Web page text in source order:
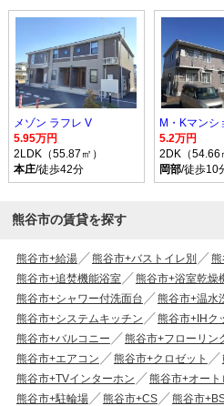
メゾン ラフレ V
5.95万円
2LDK（55.87㎡）
本庄/徒歩42分
M・Kマンシ
5.2万円
2DK（54.66
岡部/徒歩10
熊谷市の賃貸を探す
熊谷市+給湯 熊谷市+バストイレ別
熊
熊谷市+追焚機能浴室
熊谷市+浴室乾燥
熊谷市+シャワー付洗面台
熊谷市+温水
熊谷市+システムキッチン
熊谷市+IHク
熊谷市+バルコニー
熊谷市+フローリン
熊谷市+エアコン
熊谷市+クロゼット
熊谷市+TVインターホン
熊谷市+オート
熊谷市+駐輪場
熊谷市+CS 熊谷市